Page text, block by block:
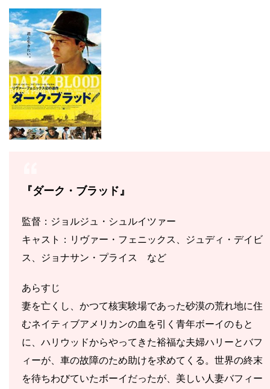
『ダーク・ブラッド』
監督：ジョルジュ・シュルイツァー
キャスト：リヴァー・フェニックス、ジュディ・デイビ
ス、ジョナサン・プライス など
あらすじ
妻を亡くし、かつて核実験場であった砂漠の荒れ地に住
むネイティブアメリカンの血を引く青年ボーイのもと
に、ハリウッドからやってきた裕福な夫婦ハリーとバフ
ィーが、車の故障のため助けを求めてくる。世界の終末
を待ちわびていたボーイだったが、美しい人妻バフィー